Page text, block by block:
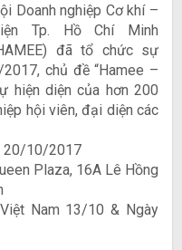
Doanh nghiệp Cơ khí –
Tp. Hồ Chí Minh
đã tổ chức sự
chủ đề “Hamee –
hiện diện của hơn 200
hội viên, đại diện các
20/10/2017
Plaza, 16A Lê Hồng
Nam 13/10 & Ngày